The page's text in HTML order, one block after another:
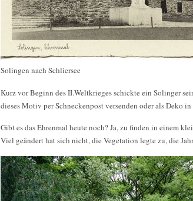
Solingen nach Schliersee
Kurz vor Beginn des II.Weltkrieges schickte ein Solinger
dieses Motiv per Schneckenpost versenden oder als Deko
Gibt es das Ehrenmal heute noch? Ja, zu finden in einem
Viel geändert hat sich nicht, die Vegetation legte zu, die